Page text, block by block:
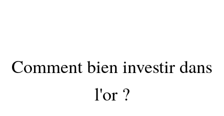
Comment bien investir dans
l'or ?